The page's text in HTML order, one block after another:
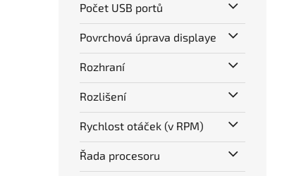
Počet USB portů
Povrchová úprava displaye
Rozhraní
Rozlišení
Rychlost otáček (v RPM)
Řada procesoru